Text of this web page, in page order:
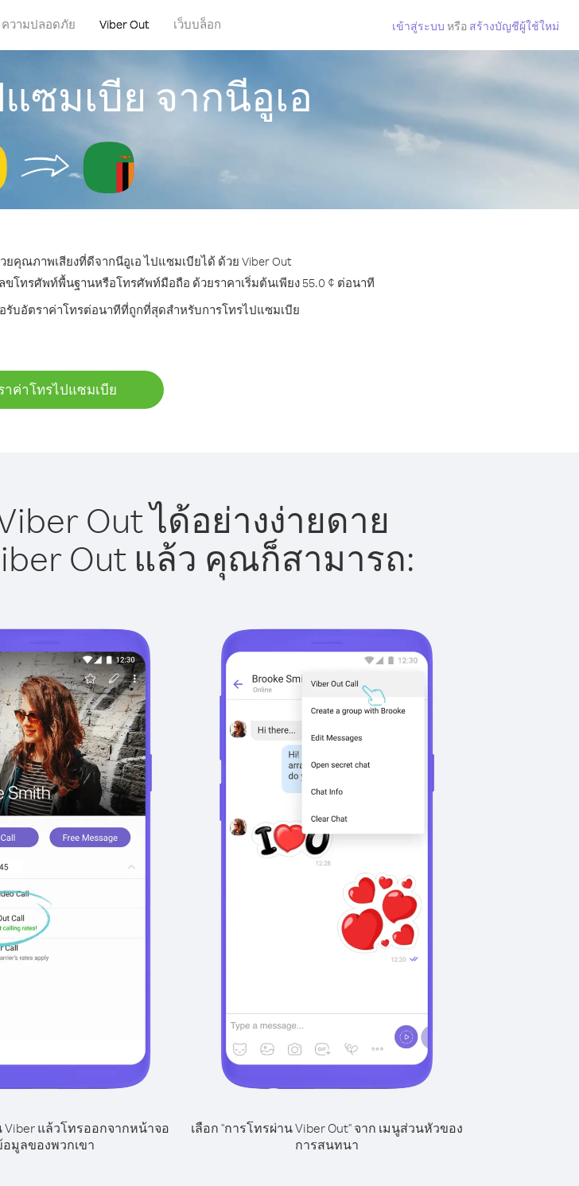
ความปลอดภัย Viber Out เว็บบล็อก เข้าสู่ระบบ หรือ สร้างบัญชีผู้ใช้ใหม่
ซมเบีย จากนีอูเอ
ณภาพเสียงที่ดีจากนีอูเอ ไปแซมเบียได้ ด้วย Viber Out
โทรศัพท์พื้นฐานหรือโทรศัพท์มือถือ ด้วยราคาเริ่มต้นเพียง 55.0 ¢ ต่อนาที
รับอัตราค่าโทรต่อนาทีที่ถูกที่สุดสำหรับการโทรไปแซมเบีย
าค่าโทรไปแซมเบีย
Out ได้อย่างง่ายดาย
Out แล้ว คุณก็สามารถ:
Viber แล้วโทรออกจากหน้าจอ
มูลของพวกเขา
เลือก "การโทรผ่าน Viber Out" จาก เมนูส่วนหัวของ
การสนทนา